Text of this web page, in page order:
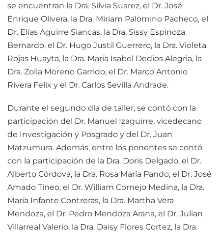
se encuentran la Dra. Silvia Suarez, el Dr. José
Enrique Olivera, la Dra. Miriam Palomino Pacheco, el
Dr. Elías Aguirre Siancas, la Dra. Sissy Espinoza
Bernardo, el Dr. Hugo Justil Guerrero, la Dra. Violeta
Rojas Huayta, la Dra. María Isabel Dedios Alegria, la
Dra. Zoila Moreno Garrido, el Dr. Marco Antonio
Rivera Felix y el Dr. Carlos Sevilla Andrade.
Durante el segundo día de taller, se contó con la
participación del Dr. Manuel Izaguirre, vicedecano
de Investigación y Posgrado y del Dr. Juan
Matzumura. Además, entre los ponentes se contó
con la participación de la Dra. Doris Delgado, el Dr.
Alberto Córdova, la Dra. Rosa María Pando, el Dr. José
Amado Tineo, el Dr. William Cornejo Medina, la Dra.
María Infante Contreras, la Dra. Martha Vera
Mendoza, el Dr. Pedro Mendoza Arana, el Dr. Julian
Villarreal Valerio, la Dra. Daisy Flores Cortez, la Dra.